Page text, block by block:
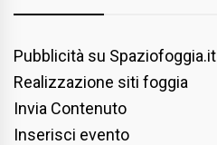
Pubblicità su Spaziofoggia.it
Realizzazione siti foggia
Invia Contenuto
Inserisci evento